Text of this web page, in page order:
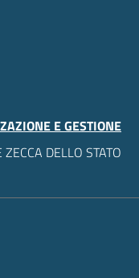
E GESTIONE
DELLO STATO